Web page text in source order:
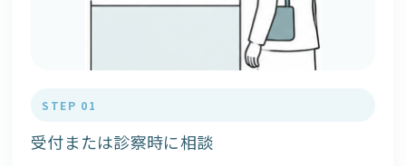
STEP 01
受付または診察時に相談